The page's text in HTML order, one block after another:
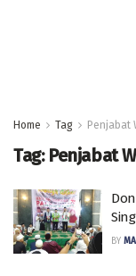
Home Tag Penjabat
Tag: Penjabat
BY